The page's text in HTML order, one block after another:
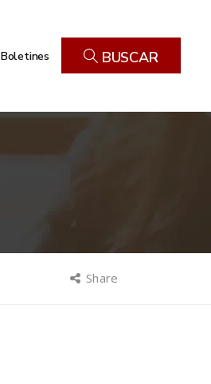
Boletines BUSCAR
Share